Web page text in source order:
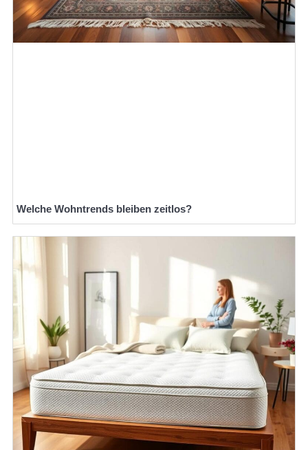
Welche Wohntrends bleiben zeitlos?